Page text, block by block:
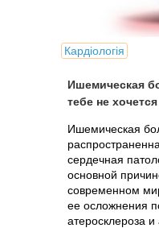
Кардіологія
Ишемическая
тебе не
Ишемическая
сердечная
основной
современном
ее осложнения
атеросклероза